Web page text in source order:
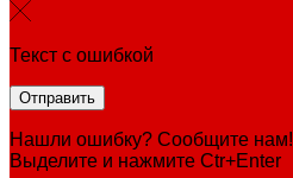
Текст с ошибкой
Нашли ошибку? Сообщите нам!
Выделите и нажмите Ctr+Enter